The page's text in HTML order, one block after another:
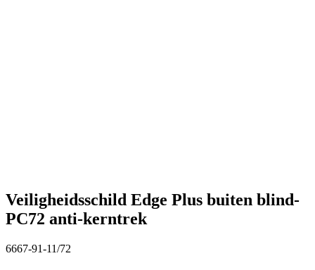
Veiligheidsschild Edge Plus buiten blind-
PC72 anti-kerntrek
6667-91-11/72